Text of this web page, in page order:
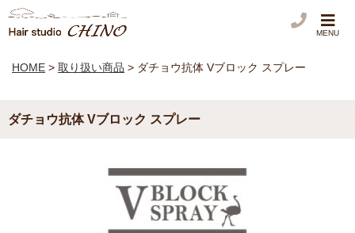
MENU
HOME > 取り扱い商品 > ダチョウ抗体 Vブロック スプレー
ダチョウ抗体 Vブロック スプレー